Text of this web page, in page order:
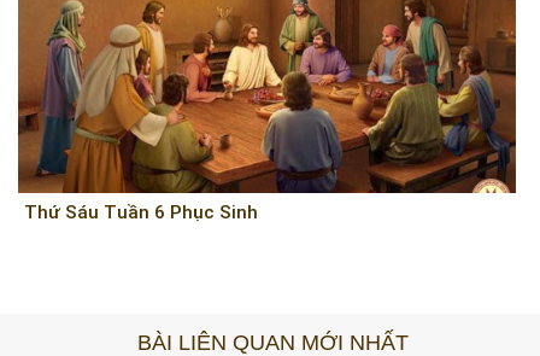
Thứ Sáu Tuần 6 Phục Sinh
BÀI LIÊN QUAN MỚI NHẤT